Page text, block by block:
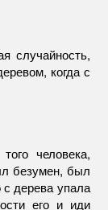
случайность,
когда с
человека,
безумен, был
с дерева упала
его и иди